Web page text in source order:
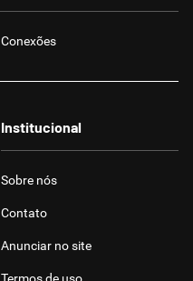
Conexões
Institucional
Sobre nós
Contato
Anunciar no site